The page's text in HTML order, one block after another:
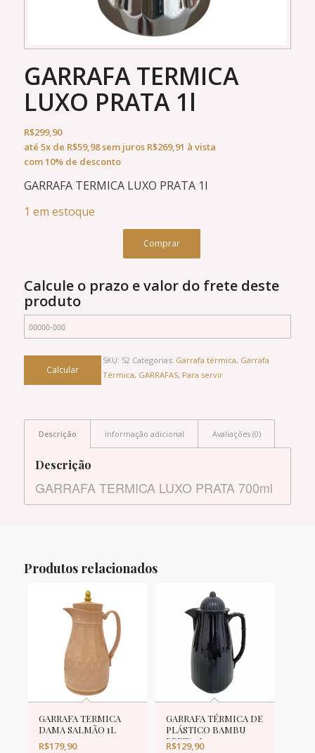
GARRAFA TERMICA
LUXO PRATA 1l
R$299,90
até 5xde R$59,98sem juros R$269,91 à vista
com 10% de desconto
GARRAFA TERMICA LUXO PRATA 1l
1 em estoque
Comprar
Calcule o prazo e valor do frete deste
produto
SKU: 52 Categorias: Garrafa térmica, Garrafa
Térmica, GARRAFAS, Para servir
Descrição Informação adicional Avaliações (0)
Descrição
GARRAFA TERMICA LUXO PRATA 700ml
Produtos relacionados
GARRAFA TERMICA
DAMA SALMÃO 1L
R$179,90
GARRAFA TÉRMICA DE
PLÁSTICO BAMBU
PRETA 1L
R$129,90